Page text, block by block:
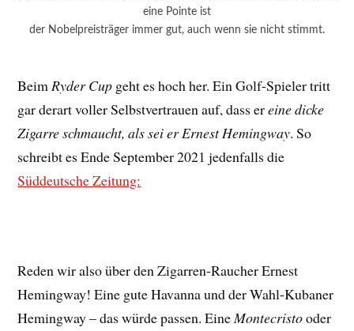
eine Pointe ist
der Nobelpreisträger immer gut, auch wenn sie nicht stimmt.
BeimRyder Cup geht es hoch her. Ein Golf-Spieler tritt
gar derart voller Selbstvertrauen auf, dass ereine dicke
Zigarre schmaucht, als sei er Ernest Hemingway. So
schreibt es Ende September 2021 jedenfalls die
Süddeutsche Zeitung:
Reden wir also über den Zigarren-Raucher Ernest
Hemingway! Eine gute Havanna und der Wahl-Kubaner
Hemingway – das würde passen. EineMontecristooder